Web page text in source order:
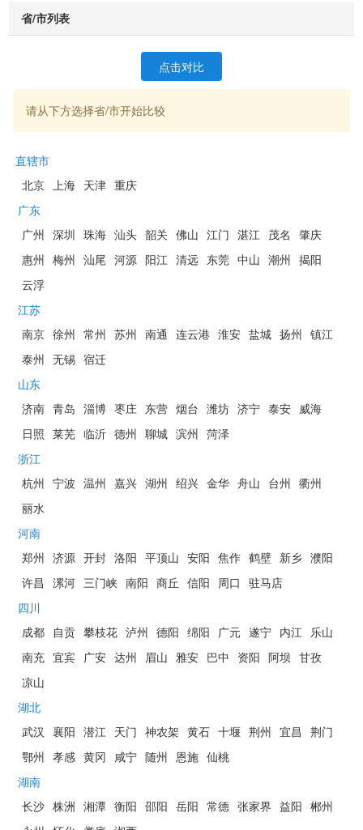
省/市列表
点击对比
请从下方选择省/市开始比较
直辖市
北京 上海 天津 重庆
广东
广州 深圳 珠海 汕头 韶关 佛山 江门 湛江 茂名 肇庆
惠州 梅州 汕尾 河源 阳江 清远 东莞 中山 潮州 揭阳
云浮
江苏
南京 徐州 常州 苏州 南通 连云港 淮安 盐城 扬州 镇江
泰州 无锡 宿迁
山东
济南 青岛 淄博 枣庄 东营 烟台 潍坊 济宁 泰安 威海
日照 莱芜 临沂 德州 聊城 滨州 菏泽
浙江
杭州 宁波 温州 嘉兴 湖州 绍兴 金华 舟山 台州 衢州
丽水
河南
郑州 济源 开封 洛阳 平顶山 安阳 焦作 鹤壁 新乡 濮阳
许昌 漯河 三门峡 南阳 商丘 信阳 周口 驻马店
四川
成都 自贡 攀枝花 泸州 德阳 绵阳 广元 遂宁 内江 乐山
南充 宜宾 广安 达州 眉山 雅安 巴中 资阳 阿坝 甘孜
凉山
湖北
武汉 襄阳 潜江 天门 神农架 黄石 十堰 荆州 宜昌 荆门
鄂州 孝感 黄冈 咸宁 随州 恩施 仙桃
湖南
长沙 株洲 湘潭 衡阳 邵阳 岳阳 常德 张家界 益阳 郴州